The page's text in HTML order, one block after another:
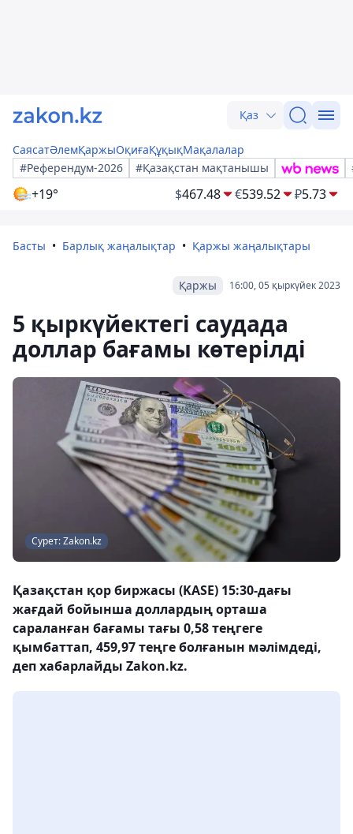
Қаз
СаясатӘлемҚаржыОқиғаҚұқықМақалалар
#Референдум-2026
#Қазақстан мақтанышы
+19° $467.48 €539.52 ₽5.73
Басты Барлық жаңалықтар Қаржы жаңалықтары
16:00, 05 қыркүйек 2023
Қаржы
5 қыркүйектегі саудада
доллар бағамы көтерілді
Сурет: Zakon.kz
Қазақстан қор биржасы (KASE) 15:30-дағы
жағдай бойынша доллардың орташа
сараланған бағамы тағы 0,58 теңгеге
қымбаттап, 459,97 теңге болғанын мәлімдеді,
деп хабарлайды Zakon.kz.